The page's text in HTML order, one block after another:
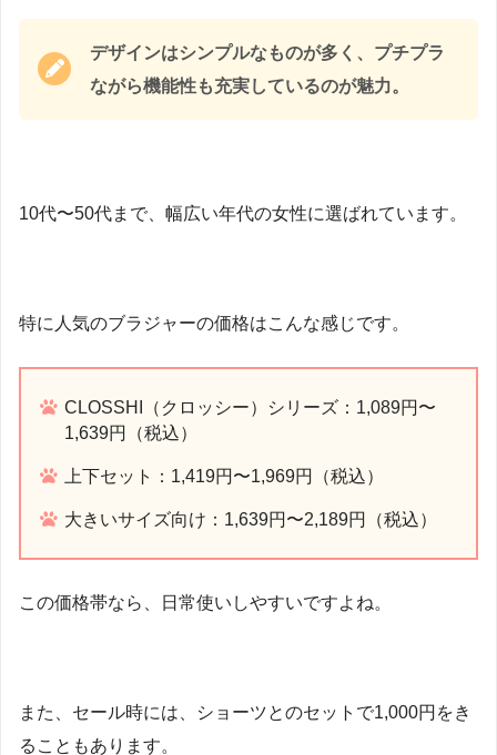
デザインはシンプルなものが多く、プチプラ
ながら機能性も充実しているのが魅力。
10代〜50代まで、幅広い年代の女性に選ばれています。
特に人気のブラジャーの価格はこんな感じです。
CLOSSHI（クロッシー）シリーズ：1,089円〜
1,639円（税込）
上下セット：1,419円〜1,969円（税込）
大きいサイズ向け：1,639円〜2,189円（税込）
この価格帯なら、日常使いしやすいですよね。
また、セール時には、ショーツとのセットで1,000円をき
ることもあります。